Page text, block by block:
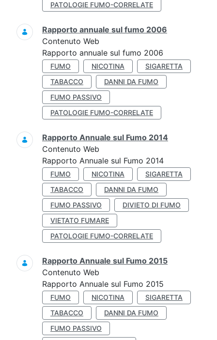
PATOLOGIE FUMO-CORRELATE
Rapporto annuale sul fumo 2006
Contenuto Web
Rapporto annuale sul fumo 2006
FUMO NICOTINA
SIGARETTA
TABACCO
DANNI DA FUMO
FUMO PASSIVO
PATOLOGIE FUMO-CORRELATE
Rapporto Annuale sul Fumo 2014
Contenuto Web
Rapporto Annuale sul Fumo 2014
FUMO NICOTINA
SIGARETTA
TABACCO
DANNI DA FUMO
FUMO PASSIVO
DIVIETO DI FUMO
VIETATO FUMARE
PATOLOGIE FUMO-CORRELATE
Rapporto Annuale sul Fumo 2015
Contenuto Web
Rapporto Annuale sul Fumo 2015
FUMO NICOTINA
SIGARETTA
TABACCO
DANNI DA FUMO
FUMO PASSIVO